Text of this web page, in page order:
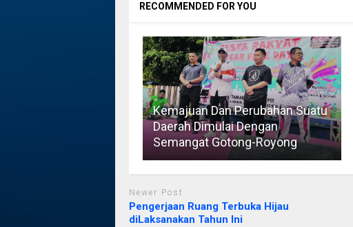
RECOMMENDED FOR YOU
Kemajuan Dan Perubahan Suatu
Daerah Dimulai Dengan
Semangat Gotong-Royong
Newer Post
Pengerjaan Ruang Terbuka Hijau
diLaksanakan Tahun Ini